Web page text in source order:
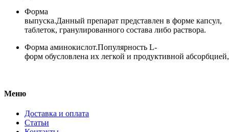
Форма
выпуска.Данный препарат представлен в форме капсул,
таблеток, гранулированного состава либо раствора.
Форма аминокислот.Популярность L-
форм обусловлена их легкой и продуктивной абсорбцией,
Меню
Доставка и оплата
Статьи